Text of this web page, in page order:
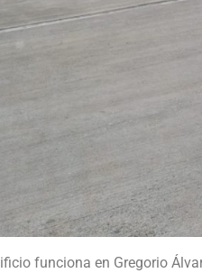
funciona en Gregorio